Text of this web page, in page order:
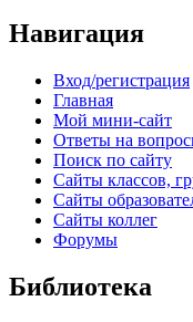
Навигация
Вход/регистрация
Главная
Мой мини-сайт
Ответы на
Поиск по сайту
Сайты классов,
Сайты
Сайты коллег
Форумы
Библиотека